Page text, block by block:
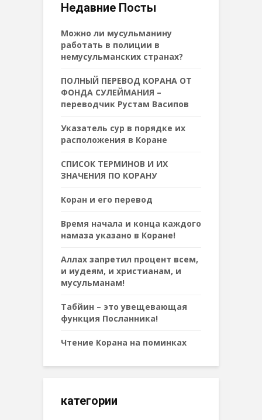
Недавние Посты
Можно ли мусульманину
работать в полиции в
немусульманских странах?
ПОЛНЫЙ ПЕРЕВОД КОРАНА ОТ
ФОНДА СУЛЕЙМАНИЯ –
переводчик Рустам Васипов
Указатель сур в порядке их
расположения в Коране
СПИСОК ТЕРМИНОВ И ИХ
ЗНАЧЕНИЯ ПО КОРАНУ
Коран и его перевод
Время начала и конца каждого
намаза указано в Коране!
Аллах запретил процент всем,
и иудеям, и христианам, и
мусульманам!
Табйин – это увещевающая
функция Посланника!
Чтение Корана на поминках
категории